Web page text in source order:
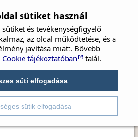
Társaság Szemészet
Irányelvek
Pályázatok
VEZETŐSÉGE
sütiket használ
és tevékenységfigyelő
az oldal működtetése, és a
javítása miatt. Bővebb
Cookie tájékoztatóban talál.
süti elfogadása
sütik elfogadása